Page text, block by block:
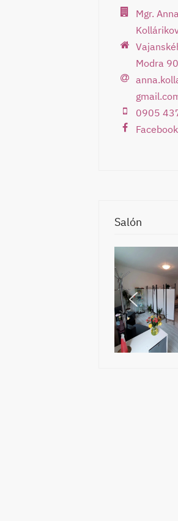
Mgr. Anna
Modra
0905
Facebook
Salón